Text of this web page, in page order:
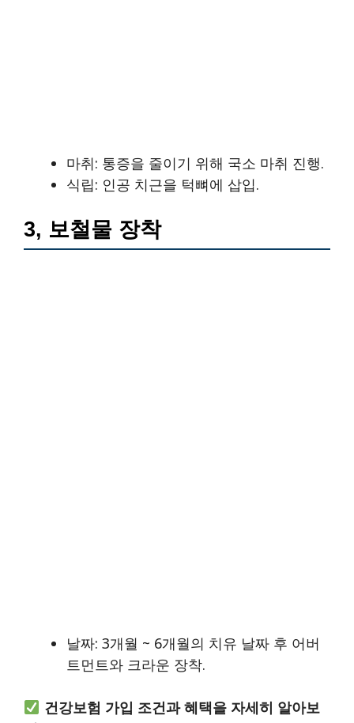
마취: 통증을 줄이기 위해 국소 마취 진행.
식립: 인공 치근을 턱뼈에 삽입.
3, 보철물 장착
날짜: 3개월 ~ 6개월의 치유 날짜 후 어버
트먼트와 크라운 장착.
건강보험 가입 조건과 혜택을 자세히 알아보